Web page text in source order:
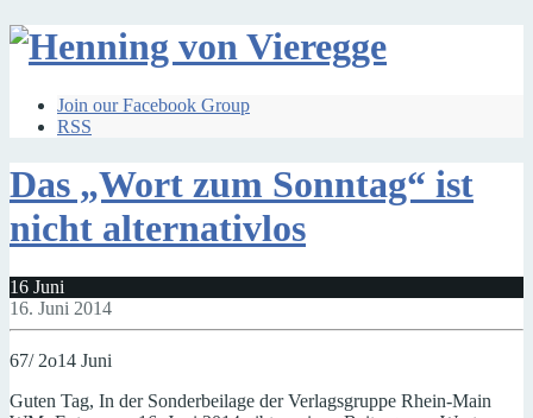
Join our Facebook Group
RSS
Das „Wort zum Sonntag“ ist
nicht alternativlos
16 Juni
16. Juni 2014
67/ 2o14 Juni
Guten Tag, In der Sonderbeilage der Verlagsgruppe Rhein-Main